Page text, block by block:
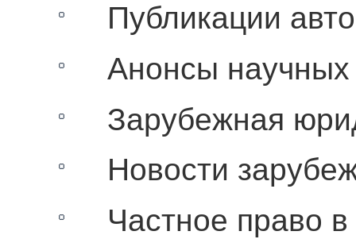
Публикации
Анонсы научных
Зарубежная
Новости
Частное право в